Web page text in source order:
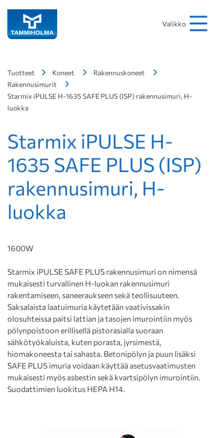
Valikko
Tuotteet Koneet
Rakennuskoneet
Rakennusimurit
Starmix iPULSE H-1635 SAFE PLUS (ISP) rakennusimuri, H-
luokka
Starmix iPULSE H-
1635 SAFE PLUS (ISP)
rakennusimuri, H-
luokka
1600W
Starmix iPULSE SAFE PLUS rakennusimuri on nimensä
mukaisesti turvallinen H-luokan rakennusimuri
rakentamiseen, saneeraukseen sekä teollisuuteen.
Saksalaista laatuimuria käytetään vaativissakin
olosuhteissa paitsi lattian ja tasojen imurointiin myös
pölynpoistoon erillisellä pistorasialla suoraan
sähkötyökaluista, kuten porasta, jyrsimestä,
hiomakoneesta tai sahasta. Betonipölyn ja puun lisäksi
SAFE PLUS imuria voidaan käyttää asetusvaatimusten
mukaisesti myös asbestin sekä kvartsipölyn imurointiin.
Suodattimien luokitus HEPA H14.